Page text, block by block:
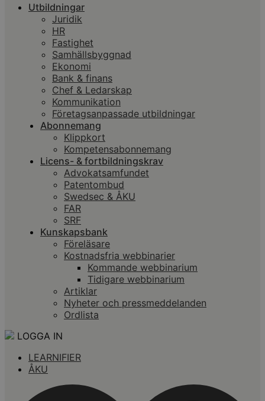
Utbildningar
Juridik
HR
Fastighet
Samhällsbyggnad
Ekonomi
Bank & finans
Chef & Ledarskap
Kommunikation
Företagsanpassade utbildningar
Abonnemang
Klippkort
Kompetensabonnemang
Licens- & fortbildningskrav
Advokatsamfundet
Patentombud
Swedsec & ÅKU
FAR
SRF
Kunskapsbank
Föreläsare
Kostnadsfria webbinarier
Kommande webbinarium
Tidigare webbinarium
Artiklar
Nyheter och pressmeddelanden
Ordlista
LOGGA IN
LEARNIFIER
ÅKU